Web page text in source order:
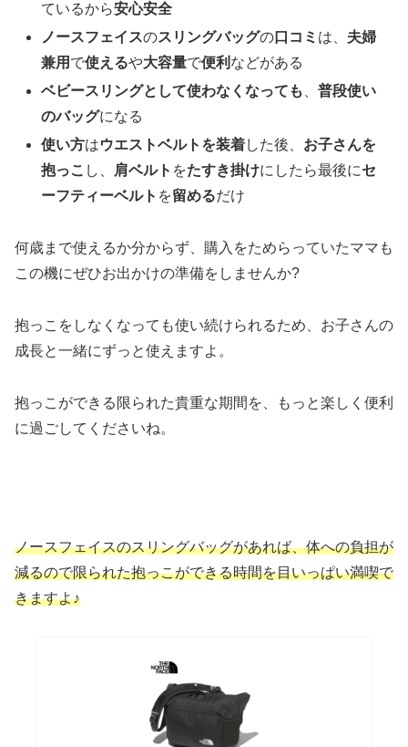
ているから安心安全
ノースフェイスのスリングバッグの口コミ は、 夫婦
兼用 で使えるや大容量で便利 などがある
ベビースリングとして使わなくなっても
、普段使い
のバッグになる
使い方はウエストベルトを装着した後、 お子さんを
抱っこ し、 肩ベルト をたすき掛けにしたら最後にセ
ーフティーベルト を留めるだけ
何歳まで使えるか分からず、購入をためらっていたママも
この機にぜひお出かけの準備をしませんか?
抱っこをしなくなっても使い続けられるため、お子さんの
成長と一緒にずっと使えますよ。
抱っこができる限られた貴重な期間を、もっと楽しく便利
に過ごしてくださいね。
ノースフェイスのスリングバッグがあれば、体への負担が
減るので限られた抱っこができる時間を目いっぱい満喫で
きますよ♪